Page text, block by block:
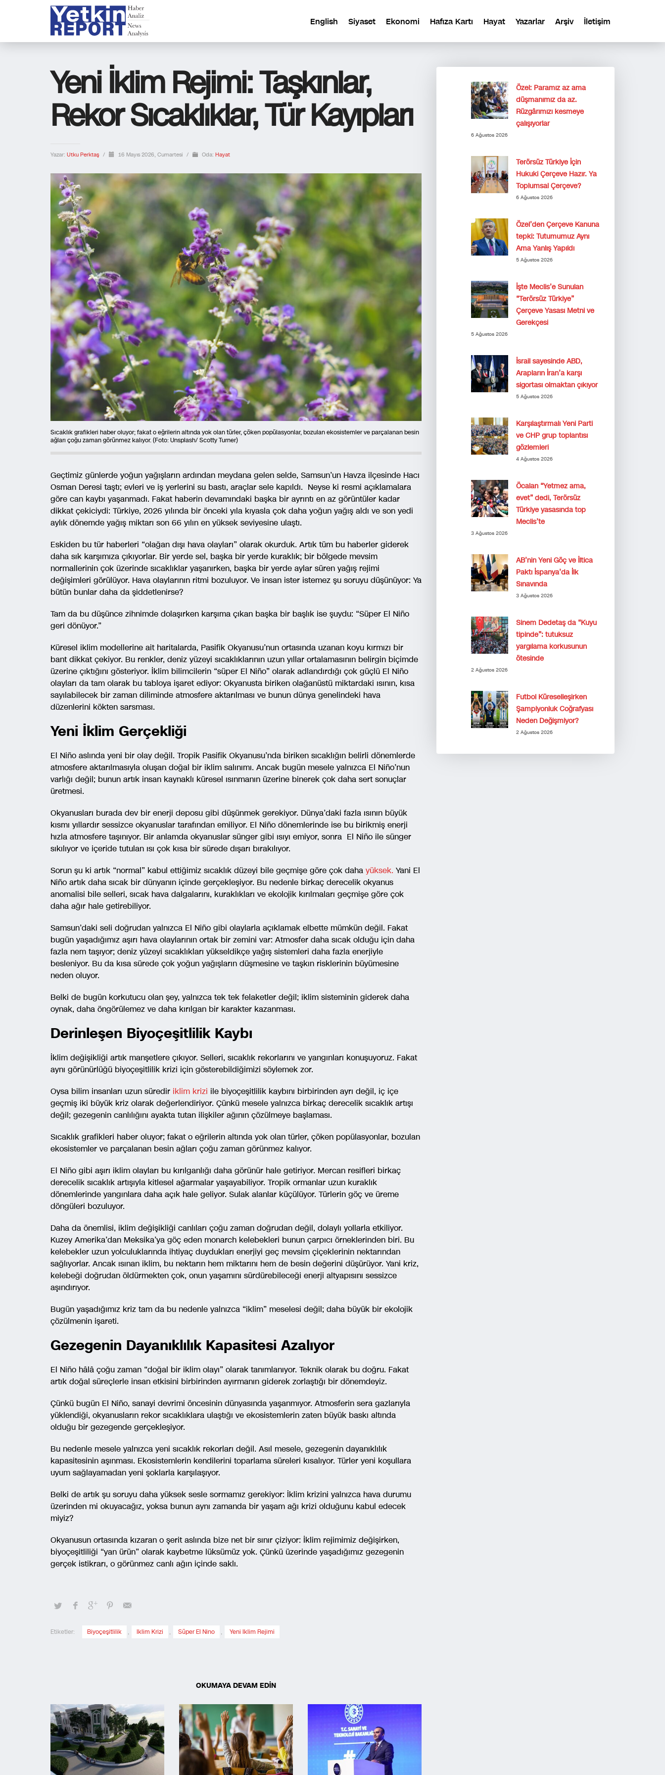
English Siyaset Ekonomi Hafıza Kartı Hayat Yazarlar Arşiv İletişim
Yeni İklim Rejimi: Taşkınlar,
Rekor Sıcaklıklar, Tür Kayıpları
Yazar: Utku Perktaş / 16 Mayıs 2026, Cumartesi / Oda: Hayat
Sıcaklık grafikleri haber oluyor; fakat o eğrilerin altında yok olan türler, çöken popülasyonlar, bozulan ekosistemler ve parçalanan besin
ağları çoğu zaman görünmez kalıyor. (Foto: Unsplash/ Scotty Turner)
Geçtimiz günlerde yoğun yağışların ardından meydana gelen selde, Samsun’un Havza ilçesinde Hacı
Osman Deresi taştı; evleri ve iş yerlerini su bastı, araçlar sele kapıldı. Neyse ki resmi açıklamalara
göre can kaybı yaşanmadı. Fakat haberin devamındaki başka bir ayrıntı en az görüntüler kadar
dikkat çekiciydi: Türkiye, 2026 yılında bir önceki yıla kıyasla çok daha yoğun yağış aldı ve son yedi
aylık dönemde yağış miktarı son 66 yılın en yüksek seviyesine ulaştı.
Eskiden bu tür haberleri “olağan dışı hava olayları” olarak okurduk. Artık tüm bu haberler giderek
daha sık karşımıza çıkıyorlar. Bir yerde sel, başka bir yerde kuraklık; bir bölgede mevsim
normallerinin çok üzerinde sıcaklıklar yaşanırken, başka bir yerde aylar süren yağış rejimi
değişimleri görülüyor. Hava olaylarının ritmi bozuluyor. Ve insan ister istemez şu soruyu düşünüyor: Ya
bütün bunlar daha da şiddetlenirse?
Tam da bu düşünce zihnimde dolaşırken karşıma çıkan başka bir başlık ise şuydu: “Süper El Niño
geri dönüyor.”
Küresel iklim modellerine ait haritalarda, Pasifik Okyanusu’nun ortasında uzanan koyu kırmızı bir
bant dikkat çekiyor. Bu renkler, deniz yüzeyi sıcaklıklarının uzun yıllar ortalamasının belirgin biçimde
üzerine çıktığını gösteriyor. İklim bilimcilerin “süper El Niño” olarak adlandırdığı çok güçlü El Niño
olayları da tam olarak bu tabloya işaret ediyor: Okyanusta biriken olağanüstü miktardaki ısının, kısa
sayılabilecek bir zaman diliminde atmosfere aktarılması ve bunun dünya genelindeki hava
düzenlerini kökten sarsması.
Yeni İklim Gerçekliği
El Niño aslında yeni bir olay değil. Tropik Pasifik Okyanusu’nda biriken sıcaklığın belirli dönemlerde
atmosfere aktarılmasıyla oluşan doğal bir iklim salınımı. Ancak bugün mesele yalnızca El Niño’nun
varlığı değil; bunun artık insan kaynaklı küresel ısınmanın üzerine binerek çok daha sert sonuçlar
üretmesi.
Okyanusları burada dev bir enerji deposu gibi düşünmek gerekiyor. Dünya’daki fazla ısının büyük
kısmı yıllardır sessizce okyanuslar tarafından emiliyor. El Niño dönemlerinde ise bu birikmiş enerji
hızla atmosfere taşınıyor. Bir anlamda okyanuslar sünger gibi ısıyı emiyor, sonra El Niño ile sünger
sıkılıyor ve içeride tutulan ısı çok kısa bir sürede dışarı bırakılıyor.
Sorun şu ki artık “normal” kabul ettiğimiz sıcaklık düzeyi bile geçmişe göre çok daha yüksek. Yani El
Niño artık daha sıcak bir dünyanın içinde gerçekleşiyor. Bu nedenle birkaç derecelik okyanus
anomalisi bile selleri, sıcak hava dalgalarını, kuraklıkları ve ekolojik kırılmaları geçmişe göre çok
daha ağır hale getirebiliyor.
Samsun’daki seli doğrudan yalnızca El Niño gibi olaylarla açıklamak elbette mümkün değil. Fakat
bugün yaşadığımız aşırı hava olaylarının ortak bir zemini var: Atmosfer daha sıcak olduğu için daha
fazla nem taşıyor; deniz yüzeyi sıcaklıkları yükseldikçe yağış sistemleri daha fazla enerjiyle
besleniyor. Bu da kısa sürede çok yoğun yağışların düşmesine ve taşkın risklerinin büyümesine
neden oluyor.
Belki de bugün korkutucu olan şey, yalnızca tek tek felaketler değil; iklim sisteminin giderek daha
oynak, daha öngörülemez ve daha kırılgan bir karakter kazanması.
Derinleşen Biyoçeşitlilik Kaybı
İklim değişikliği artık manşetlere çıkıyor. Selleri, sıcaklık rekorlarını ve yangınları konuşuyoruz. Fakat
aynı görünürlüğü biyoçeşitlilik krizi için gösterebildiğimizi söylemek zor.
Oysa bilim insanları uzun süredir iklim krizi ile biyoçeşitlilik kaybını birbirinden ayrı değil, iç içe
geçmiş iki büyük kriz olarak değerlendiriyor. Çünkü mesele yalnızca birkaç derecelik sıcaklık artışı
değil; gezegenin canlılığını ayakta tutan ilişkiler ağının çözülmeye başlaması.
Sıcaklık grafikleri haber oluyor; fakat o eğrilerin altında yok olan türler, çöken popülasyonlar, bozulan
ekosistemler ve parçalanan besin ağları çoğu zaman görünmez kalıyor.
El Niño gibi aşırı iklim olayları bu kırılganlığı daha görünür hale getiriyor. Mercan resifleri birkaç
derecelik sıcaklık artışıyla kitlesel ağarmalar yaşayabiliyor. Tropik ormanlar uzun kuraklık
dönemlerinde yangınlara daha açık hale geliyor. Sulak alanlar küçülüyor. Türlerin göç ve üreme
döngüleri bozuluyor.
Daha da önemlisi, iklim değişikliği canlıları çoğu zaman doğrudan değil, dolaylı yollarla etkiliyor.
Kuzey Amerika’dan Meksika’ya göç eden monarch kelebekleri bunun çarpıcı örneklerinden biri. Bu
kelebekler uzun yolculuklarında ihtiyaç duydukları enerjiyi geç mevsim çiçeklerinin nektarından
sağlıyorlar. Ancak ısınan iklim, bu nektarın hem miktarını hem de besin değerini düşürüyor. Yani kriz,
kelebeği doğrudan öldürmekten çok, onun yaşamını sürdürebileceği enerji altyapısını sessizce
aşındırıyor.
Bugün yaşadığımız kriz tam da bu nedenle yalnızca “iklim” meselesi değil; daha büyük bir ekolojik
çözülmenin işareti.
Gezegenin Dayanıklılık Kapasitesi Azalıyor
El Niño hâlâ çoğu zaman “doğal bir iklim olayı” olarak tanımlanıyor. Teknik olarak bu doğru. Fakat
artık doğal süreçlerle insan etkisini birbirinden ayırmanın giderek zorlaştığı bir dönemdeyiz.
Çünkü bugün El Niño, sanayi devrimi öncesinin dünyasında yaşanmıyor. Atmosferin sera gazlarıyla
yüklendiği, okyanusların rekor sıcaklıklara ulaştığı ve ekosistemlerin zaten büyük baskı altında
olduğu bir gezegende gerçekleşiyor.
Bu nedenle mesele yalnızca yeni sıcaklık rekorları değil. Asıl mesele, gezegenin dayanıklılık
kapasitesinin aşınması. Ekosistemlerin kendilerini toparlama süreleri kısalıyor. Türler yeni koşullara
uyum sağlayamadan yeni şoklarla karşılaşıyor.
Belki de artık şu soruyu daha yüksek sesle sormamız gerekiyor: İklim krizini yalnızca hava durumu
üzerinden mi okuyacağız, yoksa bunun aynı zamanda bir yaşam ağı krizi olduğunu kabul edecek
miyiz?
Okyanusun ortasında kızaran o şerit aslında bize net bir sınır çiziyor: İklim rejimimiz değişirken,
biyoçeşitliliği “yan ürün” olarak kaybetme lüksümüz yok. Çünkü üzerinde yaşadığımız gezegenin
gerçek istikrarı, o görünmez canlı ağın içinde saklı.
Etiketler: Biyoçeşitlilik , Iklim Krizi , Süper El Nino , Yeni Iklim Rejimi
OKUMAYA DEVAM EDİN
Özel: Paramız az ama
düşmanımız da az.
Rüzgârımızı kesmeye
çalışıyorlar
6 Ağustos 2026
Terörsüz Türkiye İçin
Hukuki Çerçeve Hazır. Ya
Toplumsal Çerçeve?
6 Ağustos 2026
Özel’den Çerçeve Kanuna
tepki: Tutumumuz Aynı
Ama Yanlış Yapıldı
5 Ağustos 2026
İşte Meclis’e Sunulan
“Terörsüz Türkiye”
Çerçeve Yasası Metni ve
Gerekçesi
5 Ağustos 2026
İsrail sayesinde ABD,
Arapların İran’a karşı
sigortası olmaktan çıkıyor
5 Ağustos 2026
Karşılaştırmalı Yeni Parti
ve CHP grup toplantısı
gözlemleri
4 Ağustos 2026
Öcalan “Yetmez ama,
evet” dedi, Terörsüz
Türkiye yasasında top
Meclis’te
3 Ağustos 2026
AB’nin Yeni Göç ve İltica
Paktı İspanya’da İlk
Sınavında
3 Ağustos 2026
Sinem Dedetaş da “Kuyu
tipinde”: tutuksuz
yargılama korkusunun
ötesinde
2 Ağustos 2026
Futbol Küreselleşirken
Şampiyonluk Coğrafyası
Neden Değişmiyor?
2 Ağustos 2026